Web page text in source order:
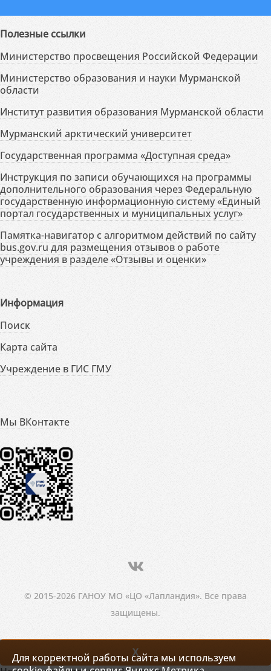
Полезные ссылки
Министерство просвещения Российской Федерации
Министерство образования и науки Мурманской
области
Институт развития образования Мурманской области
Мурманский арктический университет
Государственная программа «Доступная среда»
Инструкция по записи обучающихся на программы
дополнительного образования через Федеральную
государственную информационную систему «Единый
портал государственных и муниципальных услуг»
Памятка-навигатор с алгоритмом действий по сайту
bus.gov.ru для размещения отзывов о работе
учреждения в разделе «Отзывы и оценки»
Информация
Поиск
Карта сайта
Учреждение в ГИС ГМУ
Мы ВКонтакте
© 2015-2026 ГАНОУ МО «ЦО «Лапландия». Все права
защищены.
Для корректной работы сайта мы используем
X